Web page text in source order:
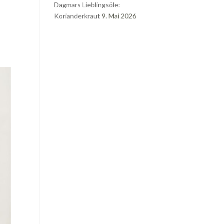
Dagmars Lieblingsöle:
Korianderkraut 9. Mai 2026